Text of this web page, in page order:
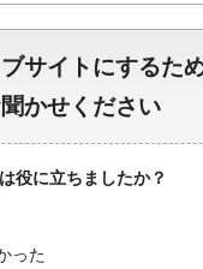
サイトにするた
かせください
役に立ちましたか？
った